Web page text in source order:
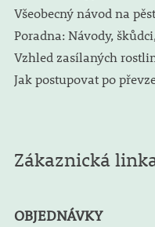
Všeobecný návod na
Poradna: Návody,
Vzhled zasílaných
Jak postupovat po
Zákaznická
OBJEDNÁVKY